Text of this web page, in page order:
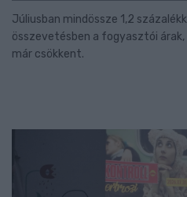
Júliusban mindössze 1,2
összevetésben a fogyasztói
már csökkent.